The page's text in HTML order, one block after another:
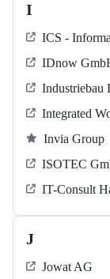
I
ICS -
IDnow
Industriebau
Integrated
Invia Group
ISOTEC
IT-Consult
J
Jowat AG